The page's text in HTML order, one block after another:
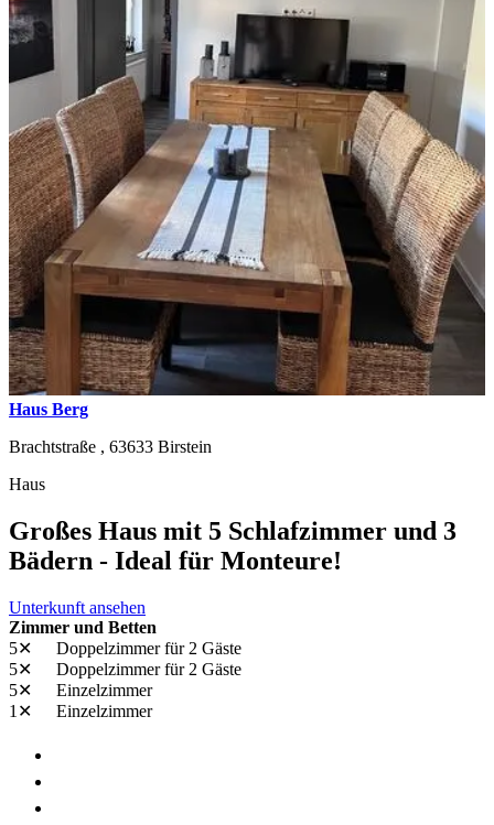
Haus Berg
Brachtstraße , 63633 Birstein
Haus
Großes Haus mit 5 Schlafzimmer und 3
Bädern - Ideal für Monteure!
Unterkunft ansehen
Zimmer und Betten
5✕
Doppelzimmerfür 2 Gäste
5✕
Doppelzimmerfür 2 Gäste
5✕
Einzelzimmer
1✕
Einzelzimmer